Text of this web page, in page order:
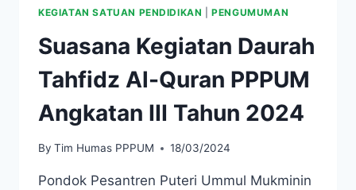
KEGIATAN SATUAN PENDIDIKAN |PENGUMUMAN
Suasana Kegiatan Daurah
Tahfidz Al-Quran PPPUM
Angkatan III Tahun 2024
By Tim Humas PPPUM 18/03/2024
Pondok Pesantren Puteri Ummul Mukminin